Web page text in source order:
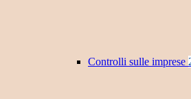
Controlli sulle imprese